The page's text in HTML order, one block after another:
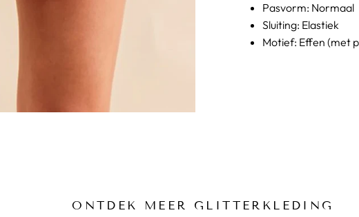
Pasvorm: Normaal
Sluiting: Elastiek
Motief: Effen (met
ONTDEK MEER GLITTERKLEDING